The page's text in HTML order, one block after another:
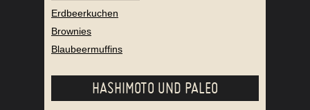
Erdbeerkuchen
Brownies
Blaubeermuffins
HASHIMOTO UND PALEO